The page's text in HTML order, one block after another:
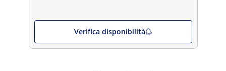
Verifica disponibilità